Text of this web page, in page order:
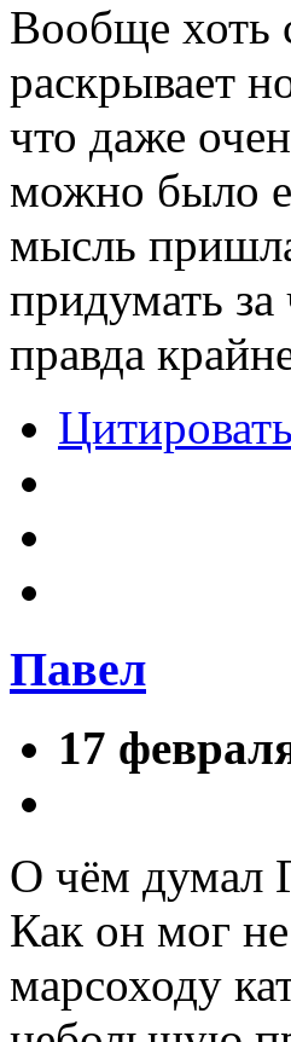
Вообще хоть
раскрывает
что даже
можно было
мысль
придумать
правда
Цитировать
Павел
17
О чём думал
Как он мог
марсоходу